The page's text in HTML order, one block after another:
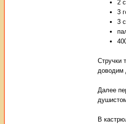
2
3
3
Стручки
доводим
Далее
В